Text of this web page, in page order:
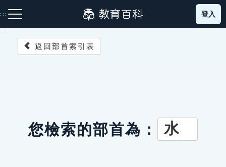
到
主
::: 登入
:::
返回部首索引表
您檢索的部首為： 水